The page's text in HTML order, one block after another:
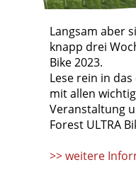
Langsam aber
knapp drei
Bike 2023.
Lese rein in
mit allen
Veranstaltung
Forest ULTRA
>> weitere